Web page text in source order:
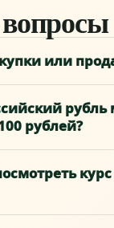
или
рубль
рублей?